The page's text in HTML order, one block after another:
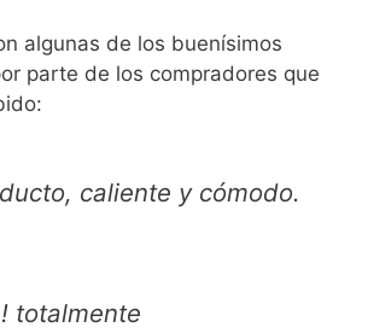
algunas de los buenísimos
parte de los compradores que
caliente y cómodo.
totalmente